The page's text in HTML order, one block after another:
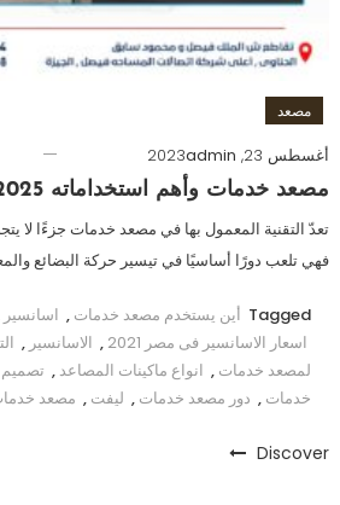
مصعد
أغسطس 23, 2023
admin
مصعد خدمات وأهم استخداماته 2025
تعدّ التقنية المعمول بها في مصعد خدمات جزءًا لا
فهي تلعب دورًا أساسيًا في تيسير حركة البضائع
Tagged أين يستخدم مصعد خدمات , اسانسير
اسعار الاسانسير فى مصر 2021
, الاسانسير ,
لمصعد خدمات , انواع ماكينات المصاعد ,
خدمات , دور مصعد خدمات , ليفت , مصعد
Discover